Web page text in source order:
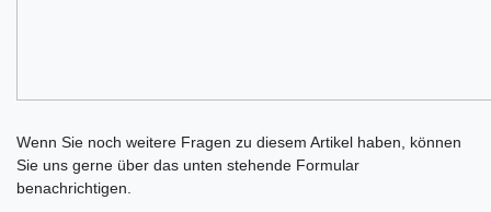
Wenn Sie noch weitere Fragen zu diesem Artikel haben, können
Sie uns gerne über das unten stehende Formular
benachrichtigen.